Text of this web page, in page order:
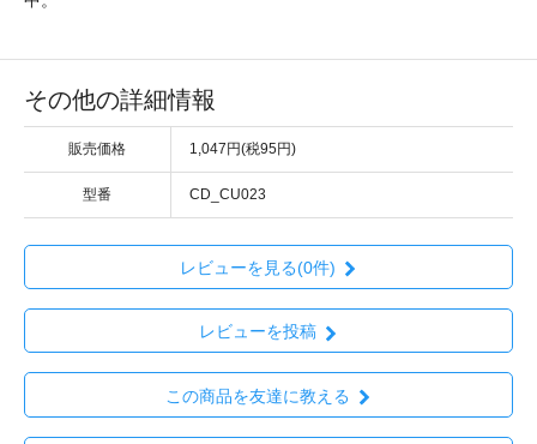
その他の詳細情報
販売価格 1,047円(税95円)
型番 CD_CU023
レビューを見る(0件)
レビューを投稿
この商品を友達に教える